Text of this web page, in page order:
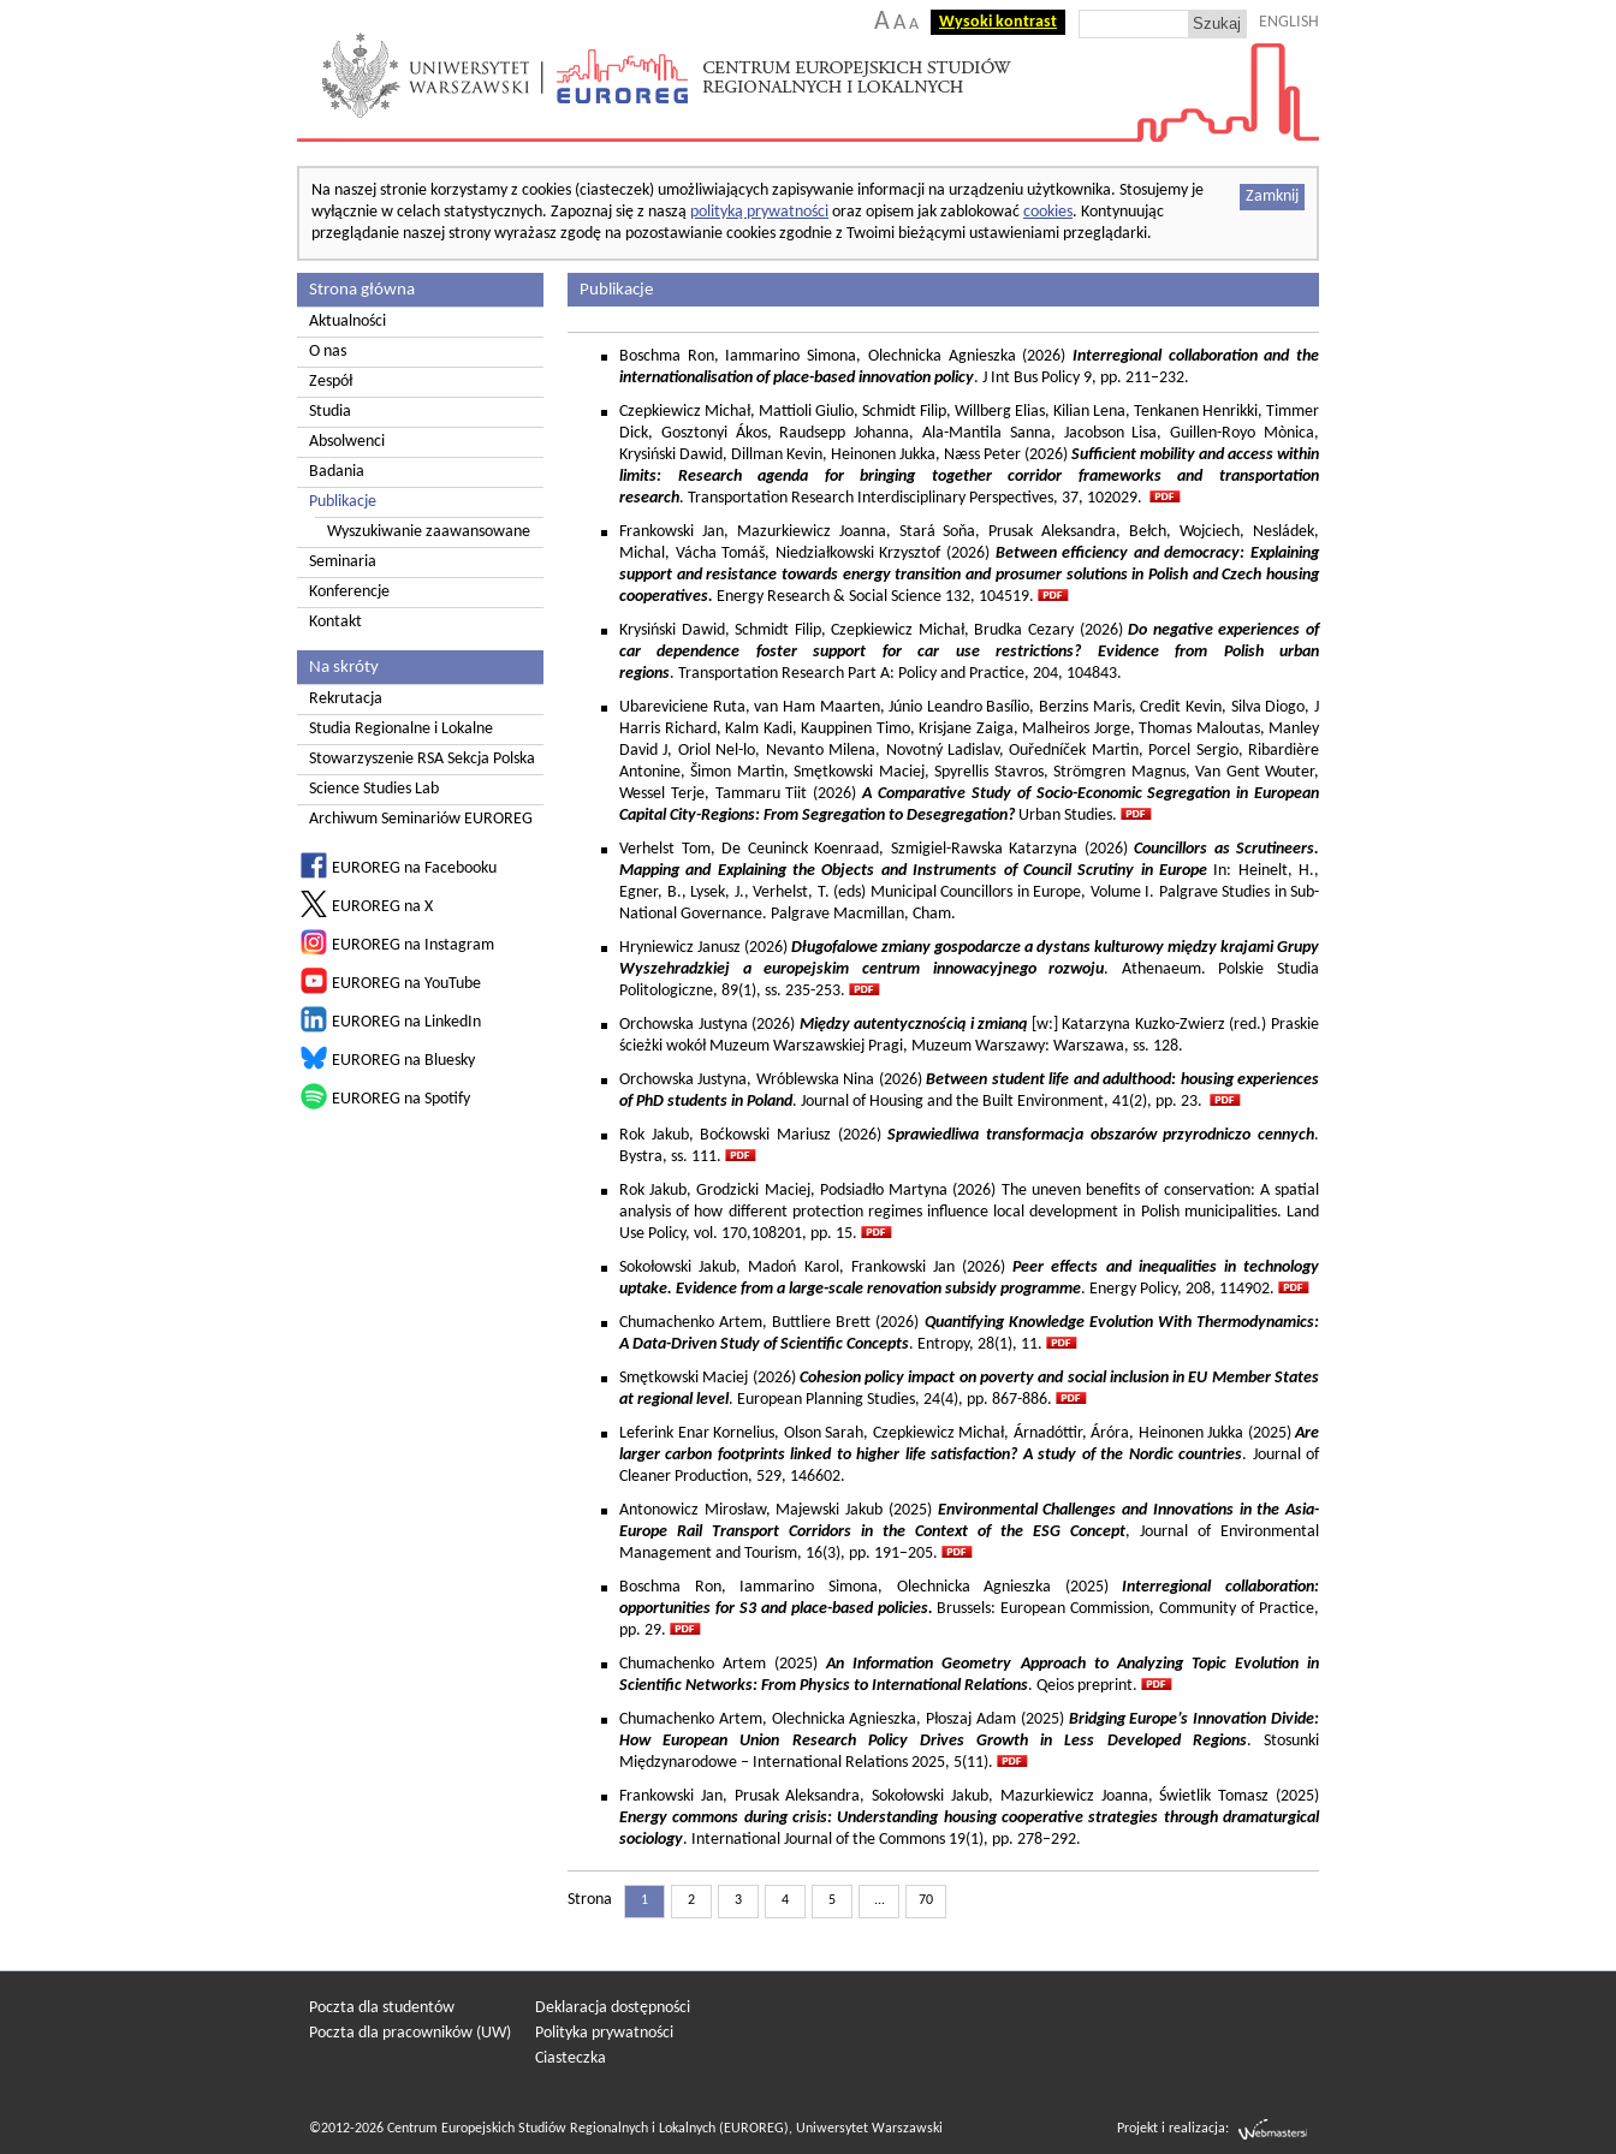
AA A Wysoki kontrast ENGLISH
Zamknij
Na naszej stronie korzystamy z cookies (ciasteczek) umożliwiających zapisywanie informacji na urządzeniu użytkownika. Stosujemy je
wyłącznie w celach statystycznych. Zapoznaj się z naszą polityką prywatności oraz opisem jak zablokować cookies. Kontynuując
przeglądanie naszej strony wyrażasz zgodę na pozostawianie cookies zgodnie z Twoimi bieżącymi ustawieniami przeglądarki.
Strona główna
Aktualności
O nas
Zespół
Studia
Absolwenci
Badania
Publikacje
Wyszukiwanie zaawansowane
Seminaria
Konferencje
Kontakt
Na skróty
Rekrutacja
Studia Regionalne i Lokalne
Stowarzyszenie RSA Sekcja Polska
Science Studies Lab
Archiwum Seminariów EUROREG
EUROREG na Facebooku
EUROREG na X
EUROREG na Instagram
EUROREG na YouTube
EUROREG na LinkedIn
EUROREG na Bluesky
EUROREG na Spotify
Publikacje
Boschma Ron, Iammarino Simona, Olechnicka Agnieszka (2026) Interregional collaboration and the
internationalisation of place-based innovation policy. J Int Bus Policy 9, pp. 211–232.
Czepkiewicz Michał, Mattioli Giulio, Schmidt Filip, Willberg Elias, Kilian Lena, Tenkanen Henrikki, Timmer
Dick, Gosztonyi Ákos, Raudsepp Johanna, Ala-Mantila Sanna, Jacobson Lisa, Guillen-Royo Mònica,
Krysiński Dawid, Dillman Kevin, Heinonen Jukka, Næss Peter (2026) Sufficient mobility and access within
limits: Research agenda for bringing together corridor frameworks and transportation
research. Transportation Research Interdisciplinary Perspectives, 37, 102029.
Frankowski Jan, Mazurkiewicz Joanna, Stará Soňa, Prusak Aleksandra, Bełch, Wojciech, Nesládek,
Michal, Vácha Tomáš, Niedziałkowski Krzysztof (2026) Between efficiency and democracy: Explaining
support and resistance towards energy transition and prosumer solutions in Polish and Czech housing
cooperatives. Energy Research & Social Science 132, 104519.
Krysiński Dawid, Schmidt Filip, Czepkiewicz Michał, Brudka Cezary (2026)Do negative experiences of
car dependence foster support for car use restrictions? Evidence from Polish urban
regions. Transportation Research Part A: Policy and Practice, 204, 104843.
Ubareviciene Ruta, van Ham Maarten, Júnio Leandro Basílio, Berzins Maris, Credit Kevin, Silva Diogo, J
Harris Richard, Kalm Kadi, Kauppinen Timo, Krisjane Zaiga, Malheiros Jorge, Thomas Maloutas, Manley
David J, Oriol Nel-lo, Nevanto Milena, Novotný Ladislav, Ouředníček Martin, Porcel Sergio, Ribardière
Antonine, Šimon Martin, Smętkowski Maciej, Spyrellis Stavros, Strömgren Magnus, Van Gent Wouter,
Wessel Terje, Tammaru Tiit (2026)A Comparative Study of Socio-Economic Segregation in European
Capital City-Regions: From Segregation to Desegregation?Urban Studies.
Verhelst Tom, De Ceuninck Koenraad, Szmigiel-Rawska Katarzyna (2026) Councillors as Scrutineers.
Mapping and Explaining the Objects and Instruments of Council Scrutiny in EuropeIn: Heinelt, H.,
Egner, B., Lysek, J., Verhelst, T. (eds) Municipal Councillors in Europe, Volume I. Palgrave Studies in Sub-
National Governance. Palgrave Macmillan, Cham.
Hryniewicz Janusz (2026) Długofalowe zmiany gospodarcze a dystans kulturowy między krajami Grupy
Wyszehradzkiej a europejskim centrum innowacyjnego rozwoju. Athenaeum. Polskie Studia
Politologiczne, 89(1), ss. 235-253.
Orchowska Justyna (2026) Między autentycznością i zmianą [w:] Katarzyna Kuzko-Zwierz (red.) Praskie
ścieżki wokół Muzeum Warszawskiej Pragi, Muzeum Warszawy: Warszawa, ss. 128.
Orchowska Justyna, Wróblewska Nina (2026)Between student life and adulthood: housing experiences
of PhD students in Poland. Journal of Housing and the Built Environment, 41(2), pp. 23.
Rok Jakub, Boćkowski Mariusz (2026)Sprawiedliwa transformacja obszarów przyrodniczo cennych.
Bystra, ss. 111.
Rok Jakub, Grodzicki Maciej, Podsiadło Martyna (2026) The uneven benefits of conservation: A spatial
analysis of how different protection regimes influence local development in Polish municipalities. Land
Use Policy, vol. 170,108201, pp. 15.
Sokołowski Jakub, Madoń Karol, Frankowski Jan (2026)Peer effects and inequalities in technology
uptake. Evidence from a large-scale renovation subsidy programme. Energy Policy, 208, 114902.
Chumachenko Artem, Buttliere Brett (2026) Quantifying Knowledge Evolution With Thermodynamics:
A Data-Driven Study of Scientific Concepts. Entropy, 28(1), 11.
Smętkowski Maciej (2026) Cohesion policy impact on poverty and social inclusion in EU Member States
at regional level. European Planning Studies, 24(4), pp. 867-886.
Leferink Enar Kornelius, Olson Sarah, Czepkiewicz Michał, Árnadóttir, Áróra, Heinonen Jukka (2025)Are
larger carbon footprints linked to higher life satisfaction? A study of the Nordic countries. Journal of
Cleaner Production, 529, 146602.
Antonowicz Mirosław, Majewski Jakub (2025) Environmental Challenges and Innovations in the Asia-
Europe Rail Transport Corridors in the Context of the ESG Concept, Journal of Environmental
Management and Tourism, 16(3), pp. 191–205.
Boschma Ron, Iammarino Simona, Olechnicka Agnieszka (2025)Interregional collaboration:
opportunities for S3 and place-based policies. Brussels: European Commission, Community of Practice,
pp. 29.
Chumachenko Artem (2025)An Information Geometry Approach to Analyzing Topic Evolution in
Scientific Networks: From Physics to International Relations. Qeios preprint.
Chumachenko Artem, Olechnicka Agnieszka, Płoszaj Adam (2025) Bridging Europe’s Innovation Divide:
How European Union Research Policy Drives Growth in Less Developed Regions. Stosunki
Międzynarodowe – International Relations 2025, 5(11).
Frankowski Jan, Prusak Aleksandra, Sokołowski Jakub, Mazurkiewicz Joanna, Świetlik Tomasz (2025)
Energy commons during crisis: Understanding housing cooperative strategies through dramaturgical
sociology. International Journal of the Commons 19(1), pp. 278–292.
Strona 1 2 3 4 5 ... 70
Poczta dla studentów
Poczta dla pracowników (UW)
Deklaracja dostępności
Polityka prywatności
Ciasteczka
©2012-2026 Centrum Europejskich Studiów Regionalnych i Lokalnych (EUROREG), Uniwersytet Warszawski Projekt i realizacja: